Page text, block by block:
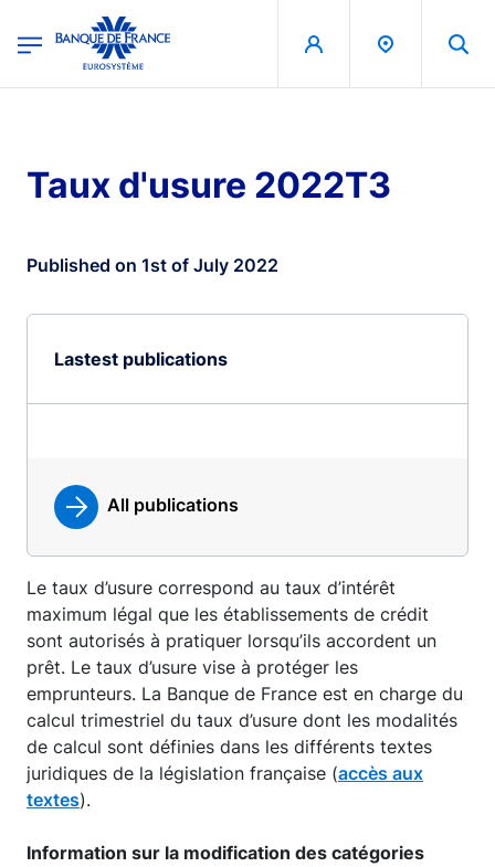
Banque de France - Menu Principal
Taux d'usure 2022T3
Published on 1st of July 2022
Lastest publications
All publications
Le taux d’usure correspond au taux d’intérêt
maximum légal que les établissements de crédit
sont autorisés à pratiquer lorsqu’ils accordent un
prêt. Le taux d’usure vise à protéger les
emprunteurs. La Banque de France est en charge du
calcul trimestriel du taux d’usure dont les modalités
de calcul sont définies dans les différents textes
juridiques de la législation française (accès aux
textes).
Information sur la modification des catégories